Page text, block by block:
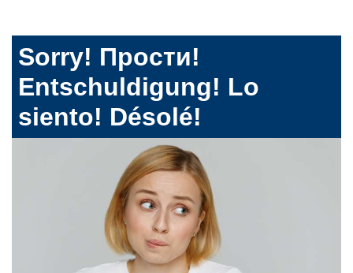
Sorry! Прости!
Entschuldigung! Lo
siento! Désolé!